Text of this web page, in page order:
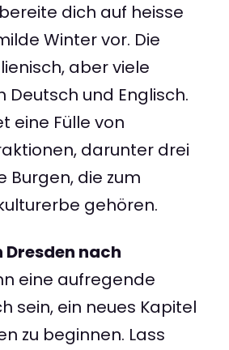
dich auf heisse
Winter vor. Die
aber viele
Deutsch und Englisch.
eine Fülle von
darunter drei
die zum
gehören.
Dresden nach
eine aufregende
sein, ein neues Kapitel
zu beginnen. Lass